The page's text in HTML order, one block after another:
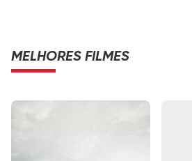
MELHORES FILMES